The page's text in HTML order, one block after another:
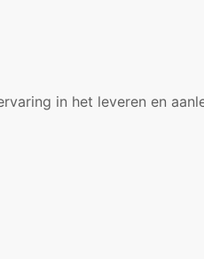
in het leveren en